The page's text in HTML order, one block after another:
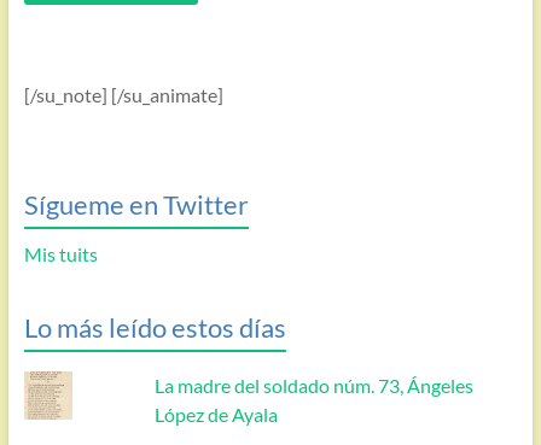
[/su_note] [/su_animate]
Sígueme en Twitter
Mis tuits
Lo más leído estos días
La madre del soldado núm. 73, Ángeles
López de Ayala